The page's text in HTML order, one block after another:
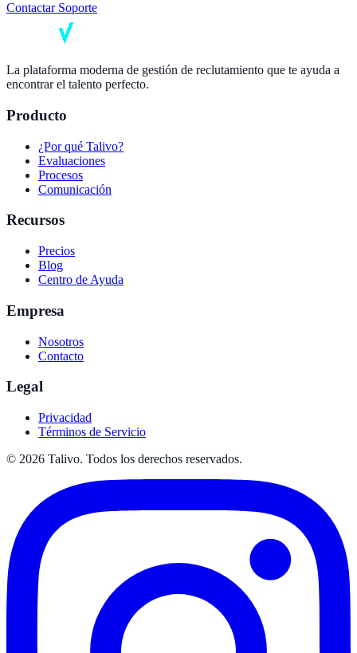
Contactar Soporte
La plataforma moderna de gestión de reclutamiento que te ayuda a
encontrar el talento perfecto.
Producto
¿Por qué Talivo?
Evaluaciones
Procesos
Comunicación
Recursos
Precios
Blog
Centro de Ayuda
Empresa
Nosotros
Contacto
Legal
Privacidad
Términos de Servicio
© 2026 Talivo. Todos los derechos reservados.